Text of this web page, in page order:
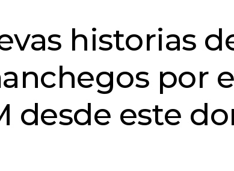
historias
por
desde este